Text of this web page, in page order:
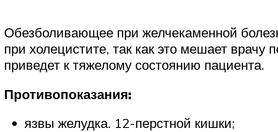
Обезболивающее при желчекаменной
при холецистите, так как это мешает
приведет к тяжелому состоянию пациента.
Противопоказания:
язвы желудка. 12-перстной кишки;